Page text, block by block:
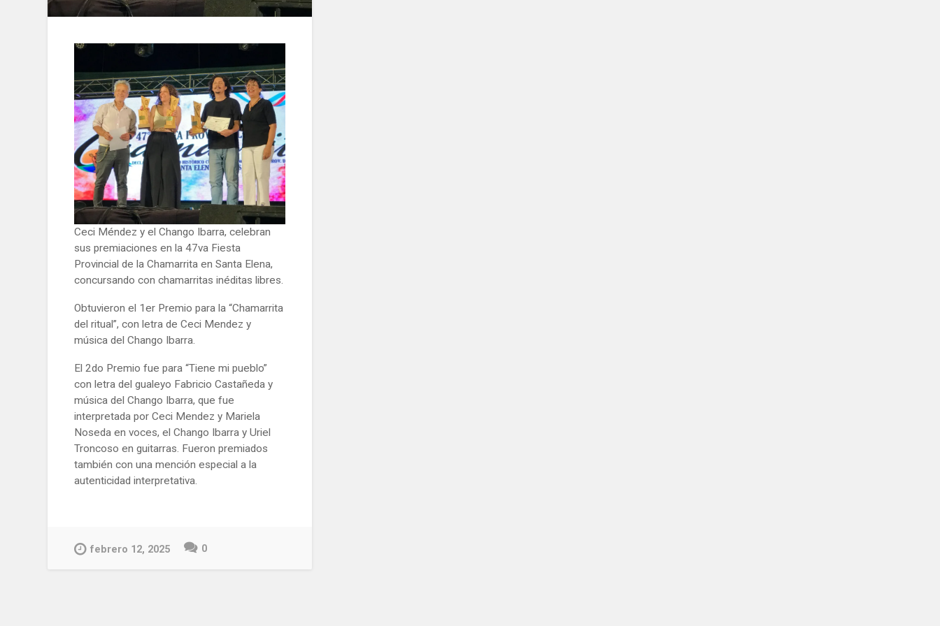
Ceci Méndez y el Chango Ibarra, celebran
sus premiaciones en la 47va Fiesta
Provincial de la Chamarrita en Santa Elena,
concursando con chamarritas inéditas libres.
Obtuvieron el 1er Premio para la “Chamarrita
del ritual”, con letra de Ceci Mendez y
música del Chango Ibarra.
El 2do Premio fue para “Tiene mi pueblo”
con letra del gualeyo Fabricio Castañeda y
música del Chango Ibarra, que fue
interpretada por Ceci Mendez y Mariela
Noseda en voces, el Chango Ibarra y Uriel
Troncoso en guitarras. Fueron premiados
también con una mención especial a la
autenticidad interpretativa.
febrero 12, 2025 0